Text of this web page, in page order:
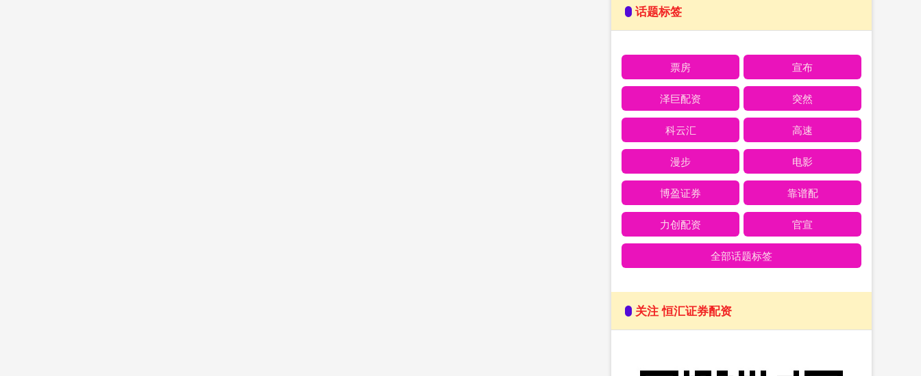
话题标签
票房 宣布
泽巨配资 突然
科云汇 高速
漫步 电影
博盈证券 靠谱配
力创配资 官宣
全部话题标签
关注 恒汇证券配资